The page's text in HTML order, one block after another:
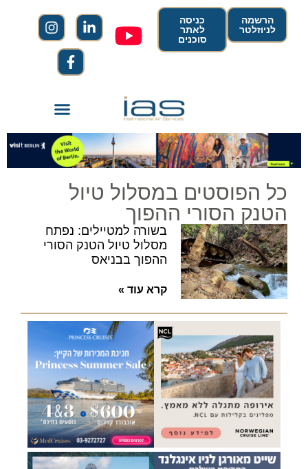
הרשמה
לניוזלטר
כניסה
לאתר
סוכנים
כל הפוסטים במסלול טיול
הטנק הסורי ההפוך
בשורה למטיילים: נפתח
מסלול טיול הטנק הסורי
ההפוך בבניאס
קרא עוד »